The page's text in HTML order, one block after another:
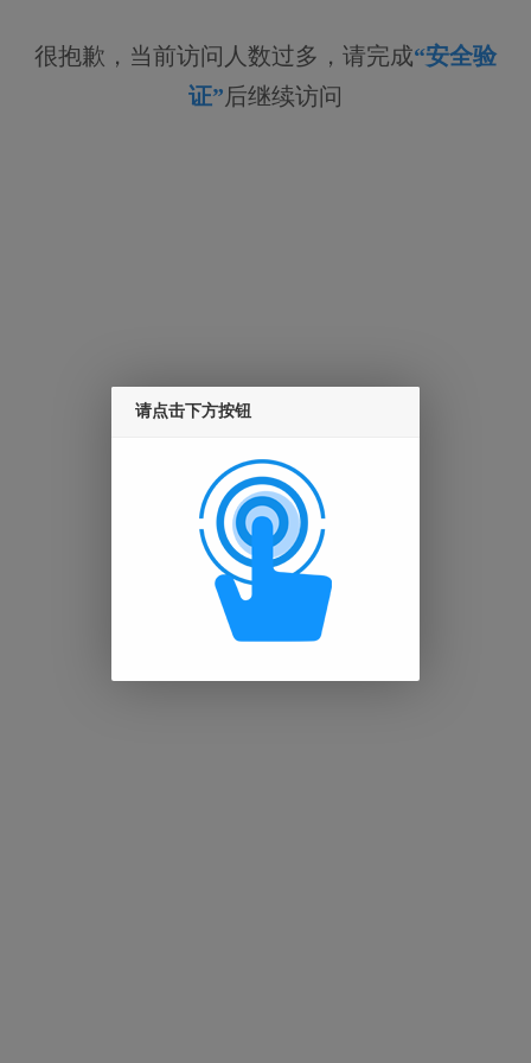
很抱歉，当前访问人数过多，请完成“安全验
证”后继续访问
请点击下方按钮